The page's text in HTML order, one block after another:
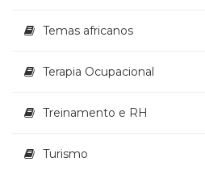
Temas africanos
Terapia Ocupacional
Treinamento e RH
Turismo